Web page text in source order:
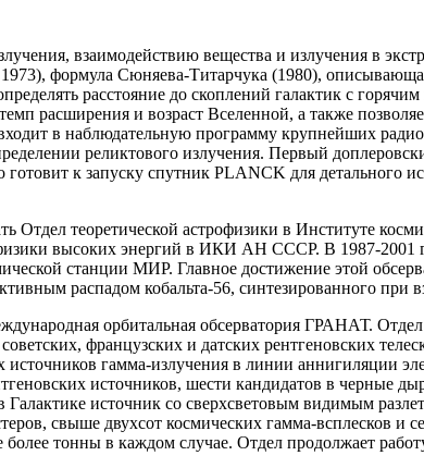
взаимодействию вещества и излучения в
формула Сюняева-Титарчука (1980),
расстояние до скоплений галактик с
расширения и возраст Вселенной, а также
в наблюдательную программу крупнейших
реликтового излучения. Первый
к запуску спутник PLANCK для детального
Отдел теоретической астрофизики в Институте
высоких энергий в ИКИ АН СССР. В 1987-2001
станции МИР. Главное достижение этой
распадом кобальта-56, синтезированного при
орбитальная обсерватория ГРАНАТ.
французских и датских рентгеновских
гамма-излучения в линии аннигиляции
источников, шести кандидатов в черные
источник со сверхсветовым видимым
свыше двухсот космических гамма-всплесков и
тонны в каждом случае. Отдел продолжает